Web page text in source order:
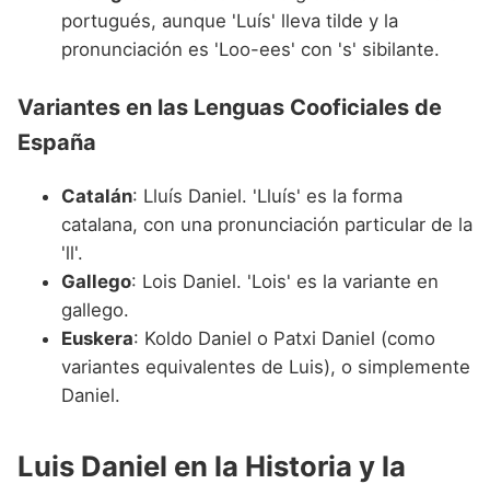
portugués, aunque 'Luís' lleva tilde y la
pronunciación es 'Loo-ees' con 's' sibilante.
Variantes en las Lenguas Cooficiales de
España
Catalán: Lluís Daniel. 'Lluís' es la forma
catalana, con una pronunciación particular de la
'll'.
Gallego: Lois Daniel. 'Lois' es la variante en
gallego.
Euskera: Koldo Daniel o Patxi Daniel (como
variantes equivalentes de Luis), o simplemente
Daniel.
Luis Daniel en la Historia y la